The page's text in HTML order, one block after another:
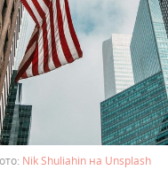
Nik Shuliahin на Unsplash